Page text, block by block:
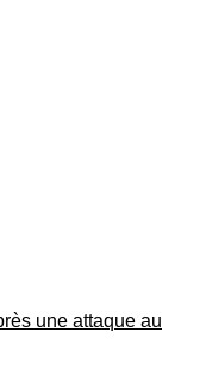
une attaque au